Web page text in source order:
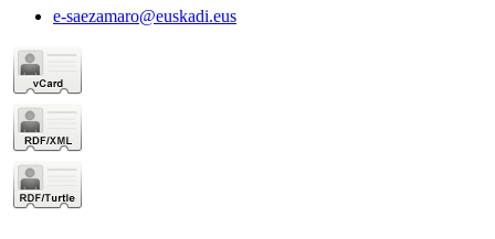
e-saezamaro@euskadi.eus